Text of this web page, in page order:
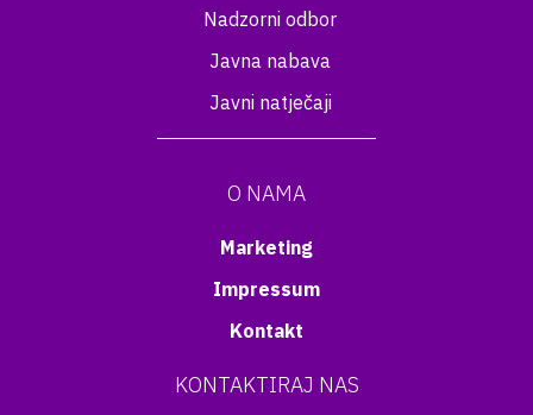
Nadzorni odbor
Javna nabava
Javni natječaji
O NAMA
Marketing
Impressum
Kontakt
KONTAKTIRAJ NAS